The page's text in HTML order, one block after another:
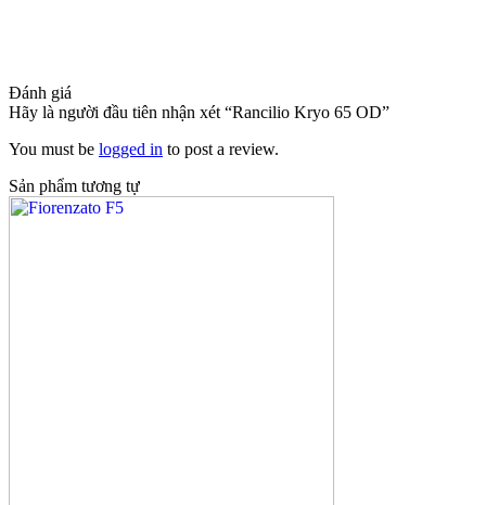
Đánh giá
Hãy là người đầu tiên nhận xét “Rancilio Kryo 65 OD”
You must be logged in to post a review.
Sản phẩm tương tự